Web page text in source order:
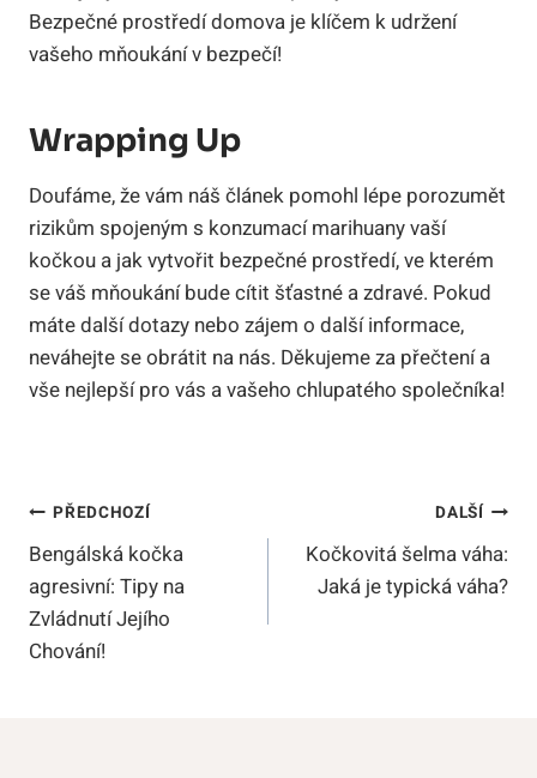
Bezpečné prostředí domova je klíčem k udržení
vašeho mňoukání v bezpečí!
Wrapping Up
Doufáme, že vám náš článek pomohl lépe porozumět
rizikům spojeným s konzumací marihuany vaší
kočkou a jak vytvořit bezpečné prostředí, ve kterém
se váš mňoukání bude cítit šťastné a zdravé. Pokud
máte další dotazy nebo zájem o další informace,
neváhejte se obrátit na nás. Děkujeme za přečtení a
vše nejlepší pro vás a vašeho chlupatého společníka!
Navigace
Pro
Příspěvek
PŘEDCHOZÍ
Bengálská kočka
agresivní: Tipy na
Zvládnutí Jejího
Chování!
DALŠÍ
Kočkovitá šelma váha:
Jaká je typická váha?